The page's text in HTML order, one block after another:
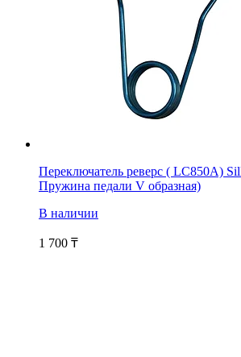
Переключатель реверс ( LC850A)
Пружина педали V образная)
В наличии
1 700 ₸